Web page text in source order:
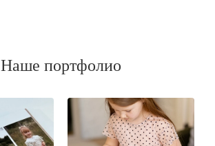
Наше портфолио